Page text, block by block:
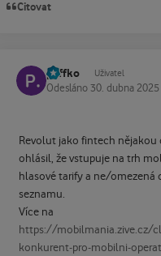
Citovat
paffko Uživatel
Odesláno 30. dubna 2025
Revolut jako fintech nějakou
ohlásil, že vstupuje na trh
hlasové tarify a ne/omezená
seznamu.
Více na
https://mobilmania.zive.cz/
konkurent-pro-mobilni-